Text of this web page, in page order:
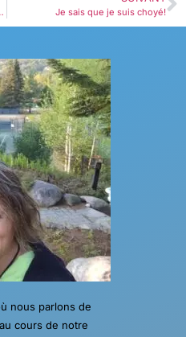
de place!! ;-) Je sais que je suis choyé!
nous parlons de
cours de notre